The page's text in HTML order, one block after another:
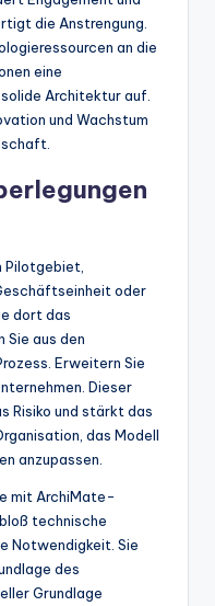
die Anstrengung.
an die
eine
Architektur auf.
und Wachstum
Pilotgebiet,
oder
dort das
Sie aus den
Erweitern Sie
Dieser
Risiko und stärkt das
das Modell
anzupassen.
mit ArchiMate-
technische
Notwendigkeit. Sie
des
Grundlage